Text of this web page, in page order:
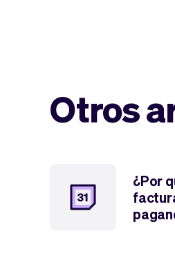
Otros
¿Por